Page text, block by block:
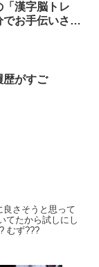
「漢字脳トレ
お手伝いさせ
歴がすご
さそうと思って
てたから試しにし
たら2時間もかかった?︎ むず?︎?︎?︎